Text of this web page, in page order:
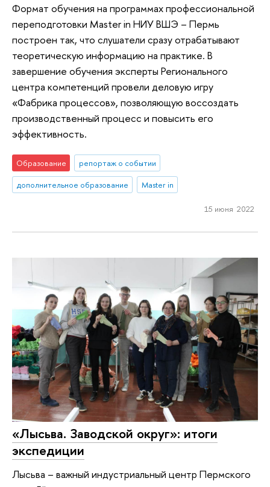
Формат обучения на программах профессиональной
переподготовки Master in НИУ ВШЭ – Пермь
построен так, что слушатели сразу отрабатывают
теоретическую информацию на практике. В
завершение обучения эксперты Регионального
центра компетенций провели деловую игру
«Фабрика процессов», позволяющую воссоздать
производственный процесс и повысить его
эффективность.
Образование
репортаж о событии
дополнительное образование
Master in
15 июня 2022
«Лысьва. Заводской округ»: итоги
экспедиции
Лысьва – важный индустриальный центр Пермского